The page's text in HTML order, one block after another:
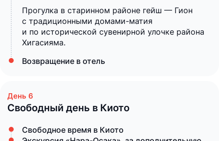
Прогулка в старинном районе гейш — Гион
с традиционными домами-матия
и по исторической сувенирной улочке района
Хигасияма.
Возвращение в отель
Свободный день в Киото
Свободное время в Киото